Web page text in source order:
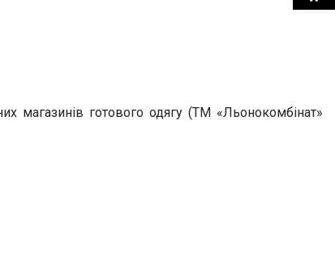
магазинів готового одягу (ТМ «Льонокомбінат»